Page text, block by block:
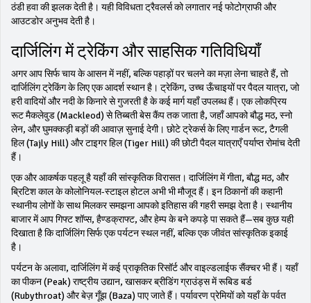
ठंडी हवा की झलक देती है। यही विविधता ट्रैवलर्स को लगातार नई फोटोग्राफी और
आउटडोर अनुभव देती है।
दार्जिलिंग में ट्रेकिंग और साहसिक गतिविधियाँ
अगर आप सिर्फ चाय के आसन में नहीं, बल्कि पहाड़ों पर चलने का मज़ा लेना चाहते हैं, तो
दार्जिलिंग ट्रेकिंग के लिए एक आदर्श स्थान है। ट्रेकिंग, उच्च ऊँचाइयों पर पैदल यात्रा, जो
हरी वादियों और नदी के किनारे से गुजरती हैके कई मार्ग यहाँ उपलब्ध हैं। एक लोकप्रिय
रूट मैकलेवुड (Mackleod) से तिब्बती बेस कैंप तक जाता है, जहाँ आपको बौद्ध मठ, स्नो
लेन, और घुमक्कड़ी बड़ों की आवाज़ सुनाई देगी। छोटे ट्रेकर्स के लिए गार्डन रूट, टैगली
हिल (Tajly Hill) और टाइगर हिल (Tiger Hill) की छोटी पैदल यात्राएँ पर्याप्त रोमांच देती
हैं।
एक और आकर्षक पहलू है यहाँ की सांस्कृतिक विरासत। दार्जिलिंग में गीता, बौद्ध मठ, और
ब्रिटिश काल के कोलोनियल-स्टाइल होटल अभी भी मौजूद हैं। इन ठिकानों की कहानी
स्थानीय लोगों के साथ मिलकर समझना आपको इतिहास की गहरी समझ देता है। स्थानीय
बाजार में आप गिफ्ट शॉप्स, हैण्डक्राफ्ट, और हेम्प के बने कपड़े पा सकते हैं—सब कुछ यही
दिखाता है कि दार्जिलिंग सिर्फ एक पर्यटन स्थल नहीं, बल्कि एक जीवंत सांस्कृतिक इकाई
है।
पर्यटन के अलावा, दार्जिलिंग में कई प्राकृतिक रिसॉर्ट और वाइल्डलाईफ सैंक्चर भी हैं। यहाँ
का पीकन (Peak) राष्ट्रीय उद्यान, खासकर ब्रीडिंग ग्राउंड्स में रूबिड बर्ड
(Rubythroat) और बेज़ गूँझ (Baza) पाए जाते हैं। पर्यावरण प्रेमियों को यहाँ के पर्वत